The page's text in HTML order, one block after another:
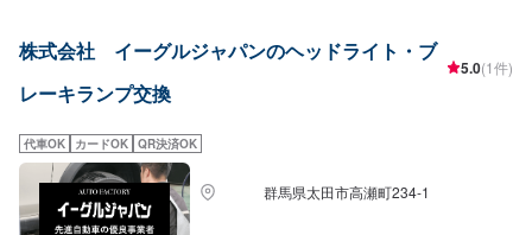
車：550円〜●その他外車：1,100円〜1,540円程度<パーツ持ち込み可能>パー
ツ持ち込みも可能です。持ち込みの場合はオファーにて、部品の詳細や車種
情報をお送りください。部品のご購入のご案内も可能ですので、ご希望の方
の対応も、クルマの購入もいろいろ、説明力も対応力も！1969年に創業して
以来、50年以上この地でお店を営業させていただいております。チェーン店
への加盟、地元の皆様の支えでここまで1歩ずつ成長をさせて頂きました。こ
れからもお客様に笑顔を届けられるよう、新しいお店のオープンも進んでお
ります。
株式会社 イーグルジャパンのヘッドライト・ブ
レーキランプ交換
5.0(1件)
代車OK カードOK QR決済OK
群馬県太田市高瀬町234-1